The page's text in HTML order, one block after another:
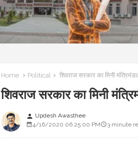
Home Political शिवराज सरकार का मिनी
शिवराज सरकार का मिनी
person Updesh Awasthee
4/16/2020 06:25:00 PM
3 minute